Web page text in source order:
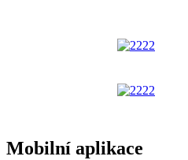
Mobilní aplikace